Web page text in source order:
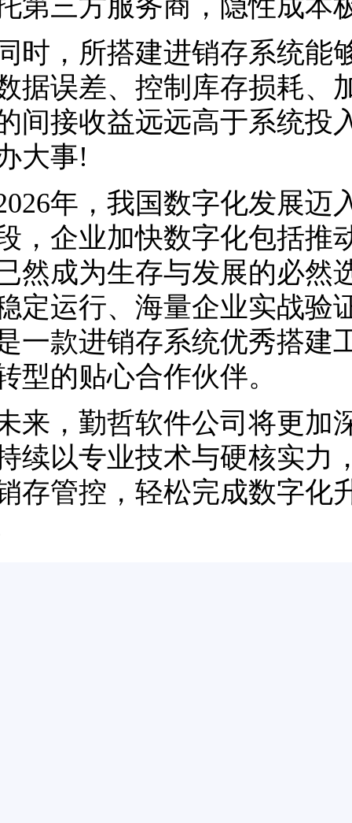
第三方服务商，隐性成本
所搭建进销存系统能够
据误差、控制库存损耗、
间接收益远远高于系统投
大事!
，我国数字化发展迈
，企业加快数字化包括推
然成为生存与发展的必然
定运行、海量企业实战验
一款进销存系统优秀搭建
型的贴心合作伙伴。
勤哲软件公司将更加深
续以专业技术与硬核实力
存管控，轻松完成数字化